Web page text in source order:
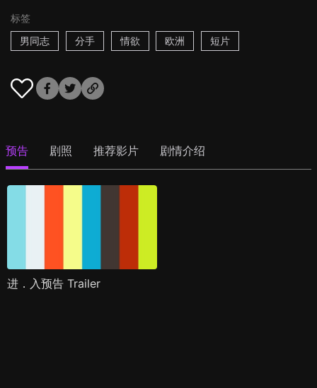
标签
男同志
分手 情欲 欧洲 短片
预告 剧照 推荐影片 剧情介绍
进．入预告 Trailer